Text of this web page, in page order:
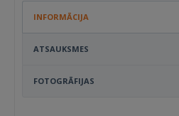
INFORMĀCIJA
ATSAUKSMES
FOTOGRĀFIJAS